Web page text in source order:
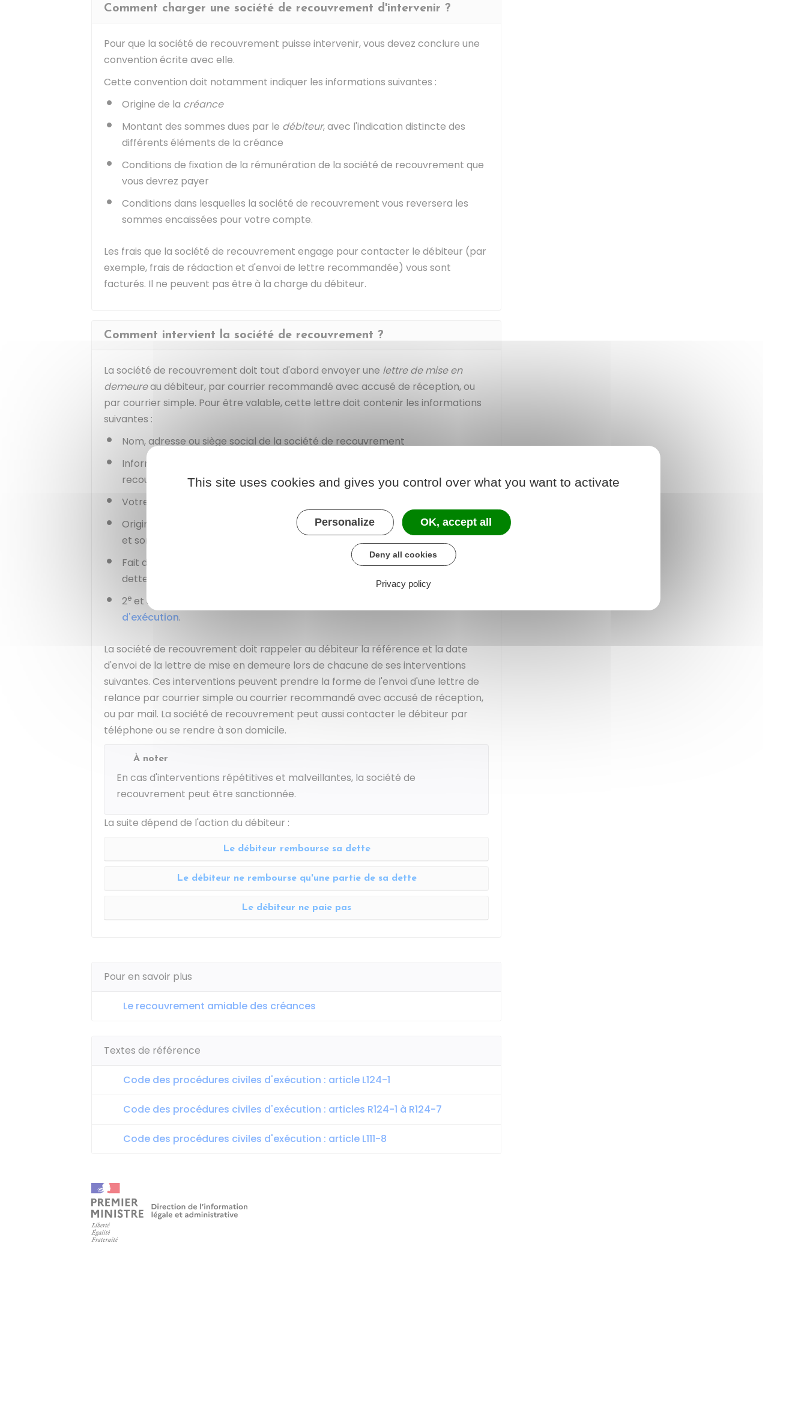
Comment charger une société de recouvrement d'intervenir ?
Pour que la société de recouvrement puisse intervenir, vous devez conclure une
convention écrite avec elle.
Cette convention doit notamment indiquer les informations suivantes :
Origine de la créance
Montant des sommes dues par le débiteur, avec l'indication distincte des
différents éléments de la créance
Conditions de fixation de la rémunération de la société de recouvrement que
vous devrez payer
Conditions dans lesquelles la société de recouvrement vous reversera les
sommes encaissées pour votre compte.
Les frais que la société de recouvrement engage pour contacter le débiteur (par
exemple, frais de rédaction et d'envoi de lettre recommandée) vous sont
facturés. Il ne peuvent pas être à la charge du débiteur.
Comment intervient la société de recouvrement ?
La société de recouvrement doit tout d'abord envoyer une lettre de mise en
demeureau débiteur, par courrier recommandé avec accusé de réception, ou
par courrier simple. Pour être valable, cette lettre doit contenir les informations
suivantes :
Nom, adresse ou siège social de la société de recouvrement
Information que la société de recouvrement exerce une activité de
recouvrement amiable
Votre nom, adresse ou siège social
Origine et montant des sommes dues (montant principal, intérêts éventuels
et sommes accessoires)
Fait d'avoir à payer la somme due et les exigences de paiement de cette
dette (délais, lieu ...),
2e et 3
d'exécution.
La société de recouvrement doit rappeler au débiteur la référence et la date
d'envoi de la lettre de mise en demeure lors de chacune de ses interventions
suivantes. Ces interventions peuvent prendre la forme de l'envoi d'une lettre de
relance par courrier simple ou courrier recommandé avec accusé de réception,
ou par mail. La société de recouvrement peut aussi contacter le débiteur par
téléphone ou se rendre à son domicile.
À noter
En cas d'interventions répétitives et malveillantes, la société de
recouvrement peut être sanctionnée.
La suite dépend de l'action du débiteur :
Le débiteur rembourse sa dette
Le débiteur ne rembourse qu'une partie de sa dette
Le débiteur ne paie pas
Pour en savoir plus
Le recouvrement amiable des créances
Textes de référence
Code des procédures civiles d'exécution : article L124-1
Code des procédures civiles d'exécution : articles R124-1 à R124-7
Code des procédures civiles d'exécution : article L111-8
This site uses cookies and gives you control over what you want to activate
Personalize OK, accept all
Deny all cookies
Privacy policy